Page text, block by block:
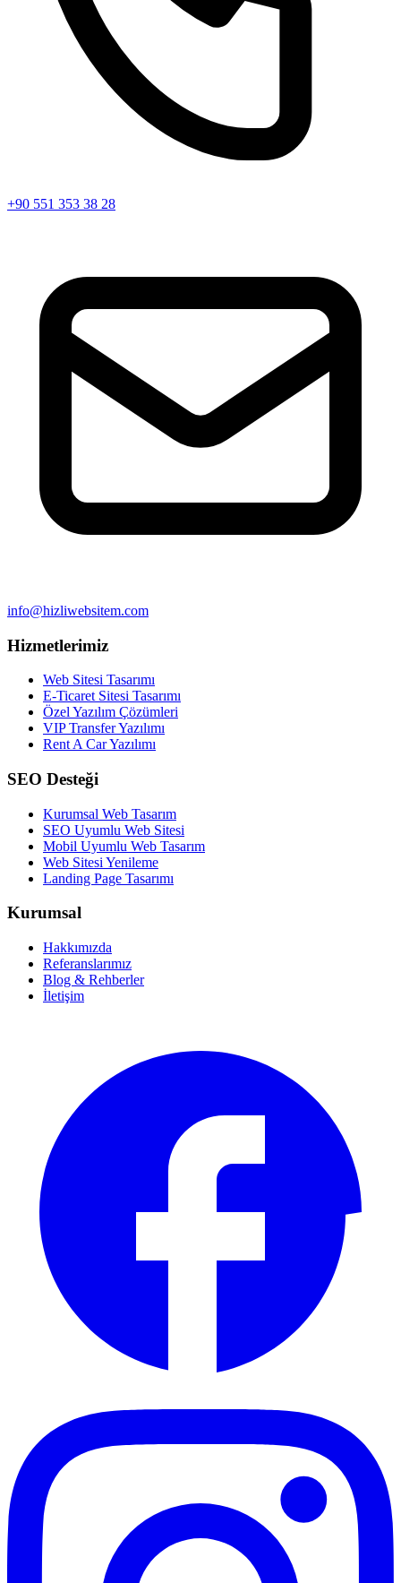
+90 551 353 38 28
info@hizliwebsitem.com
Hizmetlerimiz
Web Sitesi Tasarımı
E-Ticaret Sitesi Tasarımı
Özel Yazılım Çözümleri
VIP Transfer Yazılımı
Rent A Car Yazılımı
SEO Desteği
Kurumsal Web Tasarım
SEO Uyumlu Web Sitesi
Mobil Uyumlu Web Tasarım
Web Sitesi Yenileme
Landing Page Tasarımı
Kurumsal
Hakkımızda
Referanslarımız
Blog & Rehberler
İletişim